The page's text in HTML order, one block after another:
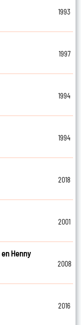
1993
1997
1994
1994
2018
2001
Henny
2008
2016